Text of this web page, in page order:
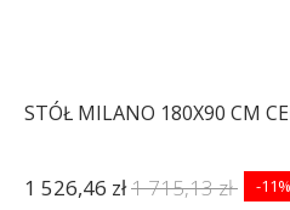
STÓŁ MILANO 180X90 CM
1 526,46 zł1 715,13 zł -11%